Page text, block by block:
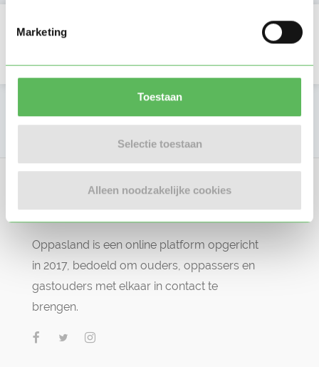
Marketing
Toestaan
Selectie toestaan
Alleen noodzakelijke cookies
Oppasland is een online platform opgericht
in 2017, bedoeld om ouders, oppassers en
gastouders met elkaar in contact te
brengen.